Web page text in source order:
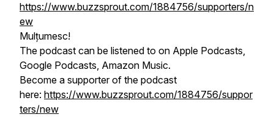
https://www.buzzsprout.com/1884756/supporters/n
ew
Mulțumesc!
The podcast can be listened to on Apple Podcasts,
Google Podcasts, Amazon Music.
Become a supporter of the podcast
here: https://www.buzzsprout.com/1884756/suppor
ters/new